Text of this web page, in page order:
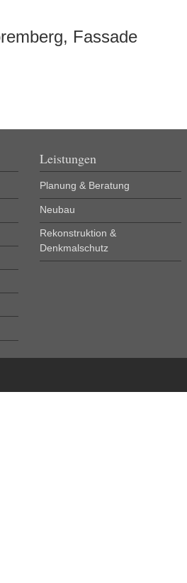
Fassade
Leistungen
Planung & Beratung
Neubau
Rekonstruktion &
Denkmalschutz